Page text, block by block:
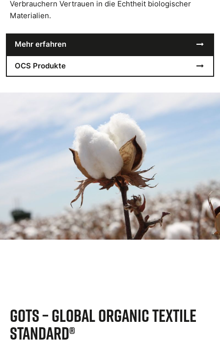
Verbrauchern Vertrauen in die Echtheit biologischer
Materialien.
Mehr erfahren
OCS Produkte
GOTS – Global Organic Textile
Standard®